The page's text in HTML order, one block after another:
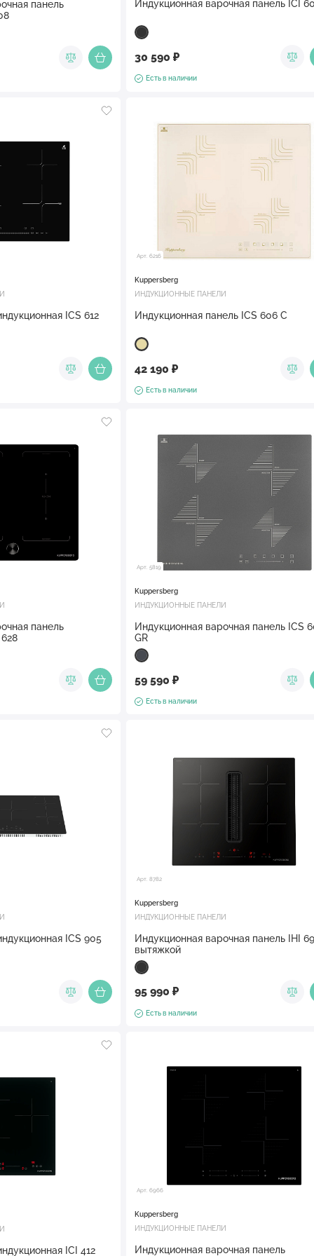
панель
Индукционная варочная
30 590 ₽
Есть в наличии
ICS 612
Арт. 6216
Kuppersberg
ИНДУКЦИОННЫЕ ПАНЕЛИ
Индукционная панель ICS 606 C
42 190 ₽
Есть в наличии
панель
ICI 628
Арт. 5819
Kuppersberg
ИНДУКЦИОННЫЕ ПАНЕЛИ
Индукционная варочная панель ICS
GR
59 590 ₽
Есть в наличии
ICS 905
Арт. 8782
Kuppersberg
ИНДУКЦИОННЫЕ ПАНЕЛИ
Индукционная варочная панель IHI 690 с
вытяжкой
95 990 ₽
Есть в наличии
ICI 412
Арт. 6966
Kuppersberg
ИНДУКЦИОННЫЕ ПАНЕЛИ
Индукционная варочная панель